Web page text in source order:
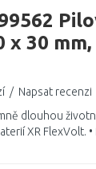
x 30 mm,
/ Napsat recenzi
dlouhou
XR FlexVolt.